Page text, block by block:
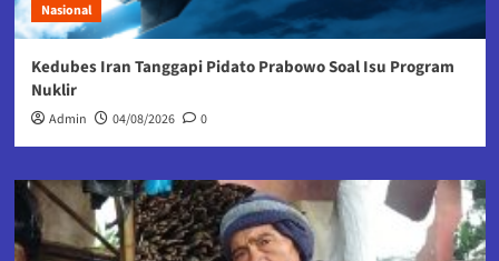
Nasional
Kedubes Iran Tanggapi Pidato Prabowo Soal Isu Program
Nuklir
Admin 04/08/2026 0